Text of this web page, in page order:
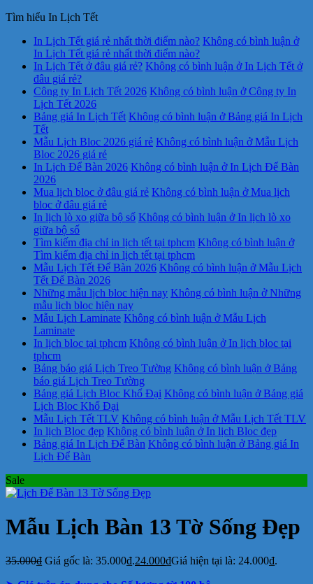
Tìm hiểu In Lịch Tết
In Lịch Tết giá rẻ nhất thời điểm nào? Không có bình luận ở
In Lịch Tết giá rẻ nhất thời điểm nào?
In Lịch Tết ở đâu giá rẻ? Không có bình luận ở In Lịch Tết ở
đâu giá rẻ?
Công ty In Lịch Tết 2026 Không có bình luận ở Công ty In
Lịch Tết 2026
Bảng giá In Lịch Tết Không có bình luận ở Bảng giá In Lịch
Tết
Mẫu Lịch Bloc 2026 giá rẻ Không có bình luận ở Mẫu Lịch
Bloc 2026 giá rẻ
In Lịch Để Bàn 2026 Không có bình luận ở In Lịch Để Bàn
2026
Mua lịch bloc ở đâu giá rẻ Không có bình luận ở Mua lịch
bloc ở đâu giá rẻ
In lịch lò xo giữa bộ số Không có bình luận ở In lịch lò xo
giữa bộ số
Tìm kiếm địa chỉ in lịch tết tại tphcm Không có bình luận ở
Tìm kiếm địa chỉ in lịch tết tại tphcm
Mẫu Lịch Tết Để Bàn 2026 Không có bình luận ở Mẫu Lịch
Tết Để Bàn 2026
Những mẫu lịch bloc hiện nay Không có bình luận ở Những
mẫu lịch bloc hiện nay
Mẫu Lịch Laminate Không có bình luận ở Mẫu Lịch
Laminate
In lịch bloc tại tphcm Không có bình luận ở In lịch bloc tại
tphcm
Bảng báo giá Lịch Treo Tường Không có bình luận ở Bảng
báo giá Lịch Treo Tường
Bảng giá Lịch Bloc Khổ Đại Không có bình luận ở Bảng giá
Lịch Bloc Khổ Đại
Mẫu Lịch Tết TLV Không có bình luận ở Mẫu Lịch Tết TLV
In lịch Bloc đẹp Không có bình luận ở In lịch Bloc đẹp
Bảng giá In Lịch Để Bàn Không có bình luận ở Bảng giá In
Lịch Để Bàn
Sale
Mẫu Lịch Bàn 13 Tờ Sống Đẹp
35.000₫ Giá gốc là: 35.000₫.24.000₫Giá hiện tại là: 24.000₫.